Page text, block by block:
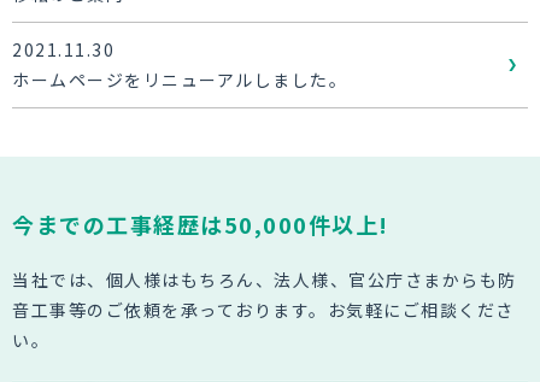
2021.11.30
ホームページをリニューアルしました。
今までの工事経歴は50,000件以上!
当社では、個人様はもちろん、法人様、官公庁さまからも防
音工事等の ご依頼を承っております。お気軽にご相談くださ
い。